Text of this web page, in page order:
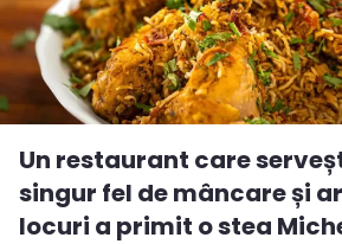
Un restaurant care
singur fel de mâncare și
locuri a primit o stea